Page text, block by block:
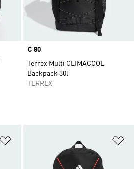
Price
€ 80
Terrex Multi CLIMACOOL
Backpack 30l
TERREX
Προσθήκη στη Λίστα Επιθυμιών